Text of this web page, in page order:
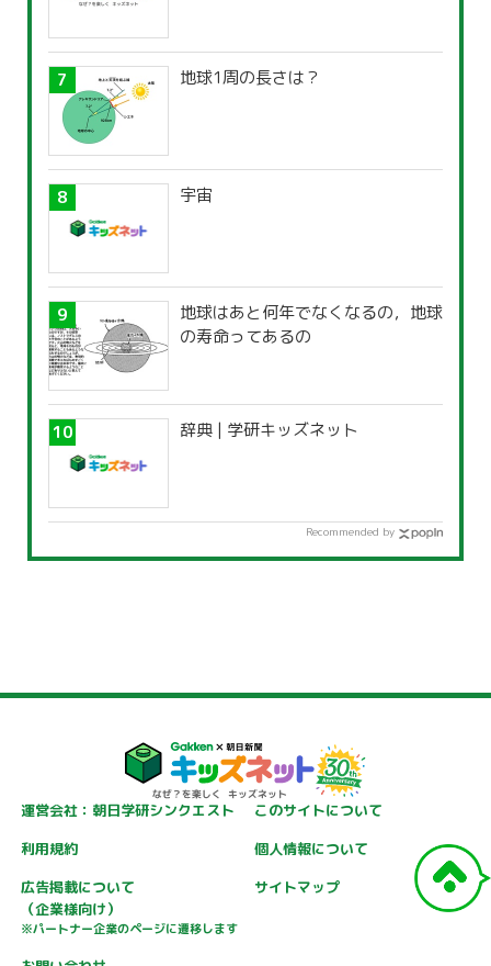
地球1周の長さは？
宇宙
地球はあと何年でなくなるの，地球
の寿命ってあるの
辞典 | 学研キッズネット
Recommended by
運営会社：朝日学研シンクエスト
このサイトについて
利用規約
個人情報について
広告掲載について
（企業様向け）
※パートナー企業のページに遷移します
サイトマップ